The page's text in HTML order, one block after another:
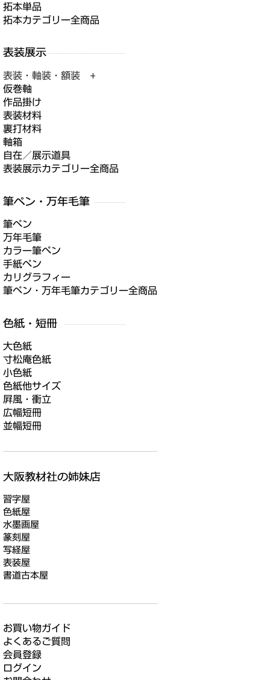
拓本単品
拓本カテゴリー全商品
表装・軸装・額装 +
仮巻軸
作品掛け
表装材料
裏打材料
軸箱
自在／展示道具
表装展示カテゴリー全商品
筆ペン
万年毛筆
カラー筆ペン
手紙ペン
カリグラフィー
筆ペン・万年毛筆カテゴリー全商品
大色紙
寸松庵色紙
小色紙
色紙他サイズ
屛風・衝立
広幅短冊
並幅短冊
習字屋
色紙屋
水墨画屋
篆刻屋
写経屋
表装屋
書道古本屋
お買い物ガイド
よくあるご質問
会員登録
ログイン